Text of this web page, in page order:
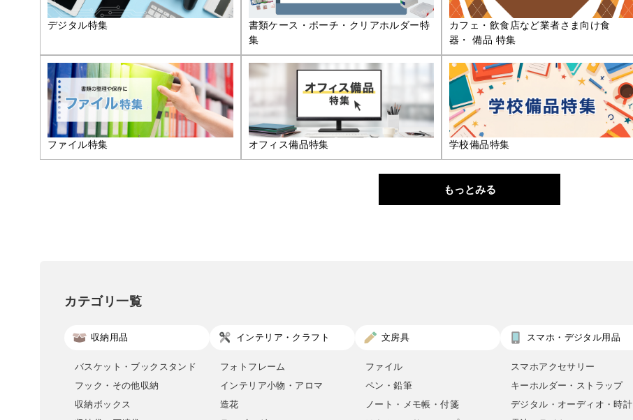
デジタル特集
書類ケース・ポーチ・クリアホルダー特
集
カフェ・飲食店など業者さま向け食
器・ 備品 特集
ファイル特集 オフィス備品特集 学校備品特集
もっとみる
カテゴリ一覧
収納用品
バスケット・ブックスタンド
フック・その他収納
収納ボックス
インテリア・クラフト
フォトフレーム
インテリア小物・アロマ
造花
文房具
ファイル
ペン・鉛筆
ノート・メモ帳・付箋
スマホ・デジタル用品
スマホアクセサリー
キーホルダー・ストラップ
デジタル・オーディオ・時計